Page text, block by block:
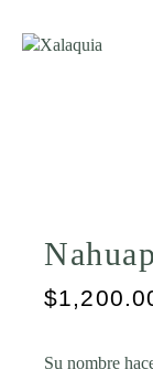
$
Su nombre